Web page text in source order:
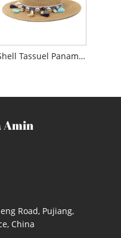
Shell Tassuel Panama Sun Straw Hat
Amin
Road, Pujiang,
China